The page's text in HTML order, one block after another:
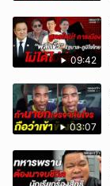
09:42
03:07